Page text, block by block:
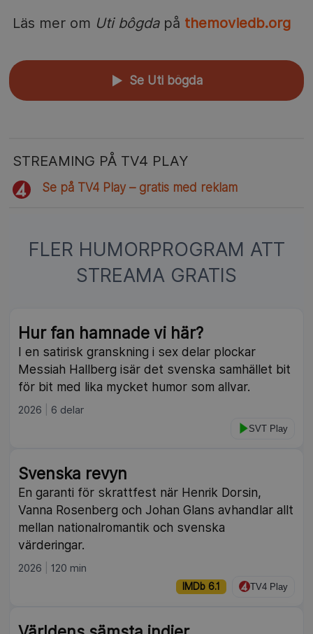
Läs mer om Uti bôgdapå themoviedb.org
▲ Se Uti bôgda
STREAMING PÅ TV4 PLAY
Se på TV4 Play – gratis med reklam
FLER HUMORPROGRAM ATT
STREAMA GRATIS
Hur fan hamnade vi här?
I en satirisk granskning i sex delar plockar
Messiah Hallberg isär det svenska samhället bit
för bit med lika mycket humor som allvar.
2026 6 delar
SVT Play
Svenska revyn
En garanti för skrattfest när Henrik Dorsin,
Vanna Rosenberg och Johan Glans avhandlar allt
mellan nationalromantik och svenska
värderingar.
2026 120 min
IMDb 6.1 TV4 Play